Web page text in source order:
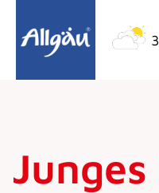
Springe zur Navigation
Springe zum